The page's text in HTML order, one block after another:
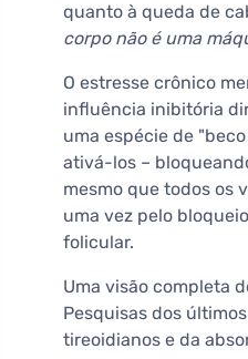
quanto à queda de
corpo não é uma
O estresse crônico
influência inibitória
uma espécie de
ativá-los –
mesmo que todos os
uma vez pelo
folicular.
Uma visão completa
Pesquisas dos
tireoidianos e da